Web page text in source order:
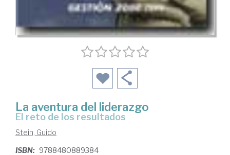
La aventura del liderazgo
el reto de los resultados
Stein, Guido
ISBN: 9788480889384